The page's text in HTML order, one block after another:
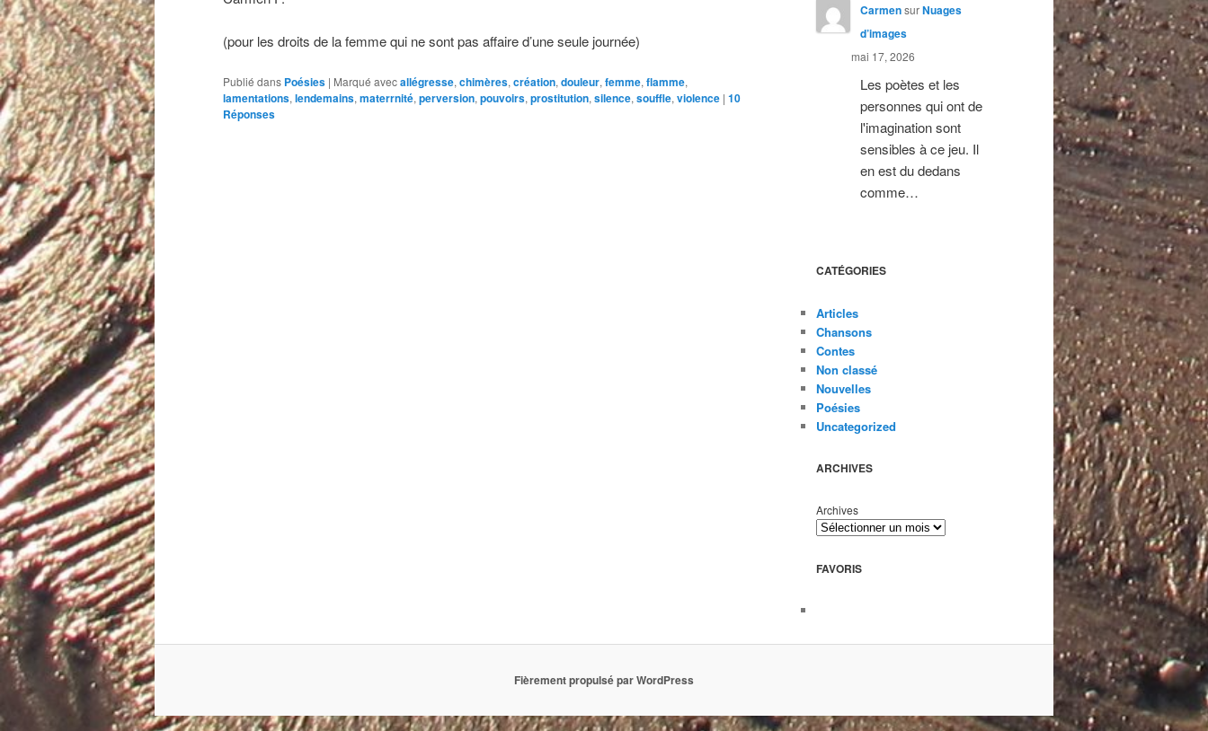
(pour les droits de la femme qui ne sont pas affaire d’une seule journée)
Publié dans Poésies | Marqué avecallégresse,chimères,création,douleur,femme,flamme,
lamentations,lendemains,materrnité,perversion,pouvoirs,prostitution,silence,souffle,violence | 10
Réponses
CarmensurNuages
d’images
mai 17, 2026
Les poètes et les
personnes qui ont de
l'imagination sont
sensibles à ce jeu. Il
en est du dedans
comme…
CATÉGORIES
Articles
Chansons
Contes
Non classé
Nouvelles
Poésies
Uncategorized
ARCHIVES
Archives
FAVORIS
Fièrement propulsé par WordPress